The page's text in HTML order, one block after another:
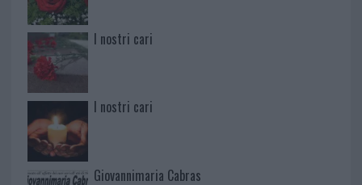
I nostri cari
I nostri cari
Giovannimaria Cabras